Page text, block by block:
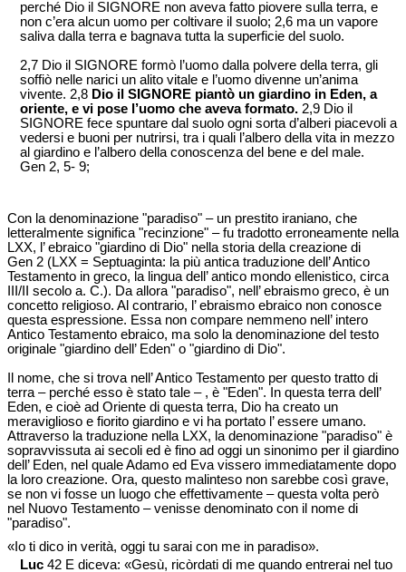
perché Dio il SIGNORE non aveva fatto piovere sulla terra, e
non c’era alcun uomo per coltivare il suolo; 2,6 ma un vapore
saliva dalla terra e bagnava tutta la superficie del suolo.
2,7 Dio il SIGNORE formò l’uomo dalla polvere della terra, gli
soffiò nelle narici un alito vitale e l’uomo divenne un’anima
vivente. 2,8 Dio il SIGNORE piantò un giardino in Eden, a
oriente, e vi pose l’uomo che aveva formato. 2,9 Dio il
SIGNORE fece spuntare dal suolo ogni sorta d’alberi piacevoli a
vedersi e buoni per nutrirsi, tra i quali l’albero della vita in mezzo
al giardino e l’albero della conoscenza del bene e del male.
Gen 2, 5- 9;
Con la denominazione "paradiso" – un prestito iraniano, che
letteralmente significa "recinzione" – fu tradotto erroneamente nella
LXX, l’ ebraico "giardino di Dio" nella storia della creazione di
Gen 2 (LXX = Septuaginta: la più antica traduzione dell’ Antico
Testamento in greco, la lingua dell’ antico mondo ellenistico, circa
III/II secolo a. C.). Da allora "paradiso", nell’ ebraismo greco, è un
concetto religioso. Al contrario, l’ ebraismo ebraico non conosce
questa espressione. Essa non compare nemmeno nell’ intero
Antico Testamento ebraico, ma solo la denominazione del testo
originale "giardino dell’ Eden" o "giardino di Dio".
Il nome, che si trova nell’ Antico Testamento per questo tratto di
terra – perché esso è stato tale – , è "Eden". In questa terra dell’
Eden, e cioè ad Oriente di questa terra, Dio ha creato un
meraviglioso e fiorito giardino e vi ha portato l’ essere umano.
Attraverso la traduzione nella LXX, la denominazione "paradiso" è
sopravvissuta ai secoli ed è fino ad oggi un sinonimo per il giardino
dell’ Eden, nel quale Adamo ed Eva vissero immediatamente dopo
la loro creazione. Ora, questo malinteso non sarebbe così grave,
se non vi fosse un luogo che effettivamente – questa volta però
nel Nuovo Testamento – venisse denominato con il nome di
"paradiso".
«Io ti dico in verità, oggi tu sarai con me in paradiso».
Luc 42 E diceva: «Gesù, ricòrdati di me quando entrerai nel tuo